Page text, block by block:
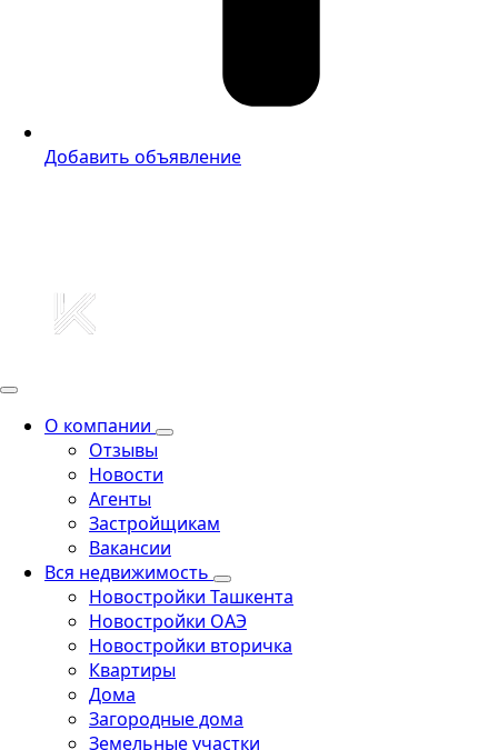
Добавить объявление
О компании
Отзывы
Новости
Агенты
Застройщикам
Вакансии
Вся недвижимость
Новостройки Ташкента
Новостройки ОАЭ
Новостройки вторичка
Квартиры
Дома
Загородные дома
Земельные участки